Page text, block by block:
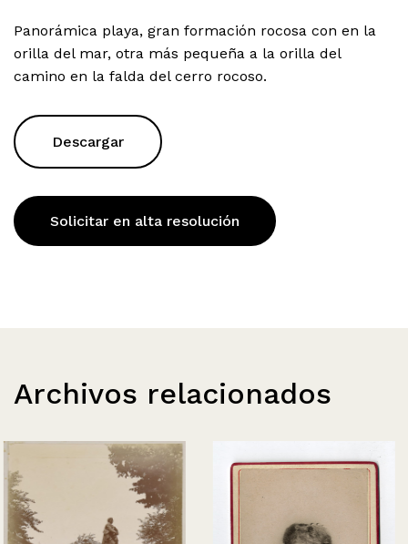
Panorámica playa, gran formación rocosa con en la
orilla del mar, otra más pequeña a la orilla del
camino en la falda del cerro rocoso.
Descargar
Solicitar en alta resolución
Archivos relacionados